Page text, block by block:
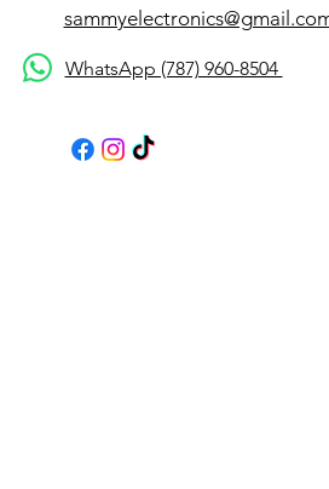
WhatsApp (787) 960-8504